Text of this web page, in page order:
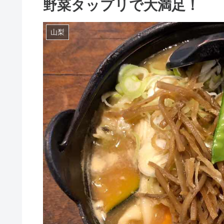
野菜タップリで大満足！
山梨